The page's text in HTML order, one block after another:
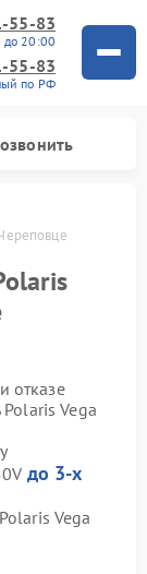
55-83
до 20:00
55-83
по РФ
отказе
Vega
до 3-х
Vega